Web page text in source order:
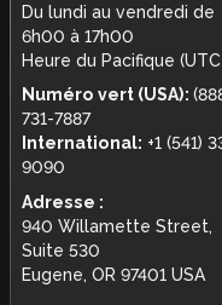
Du lundi au vendredi de
6h00 à 17h00
Heure du Pacifique
Numéro vert (USA):
731-7887
International: +1 (541)
9090
Adresse :
940 Willamette Street,
Suite 530
Eugene, OR 97401 USA